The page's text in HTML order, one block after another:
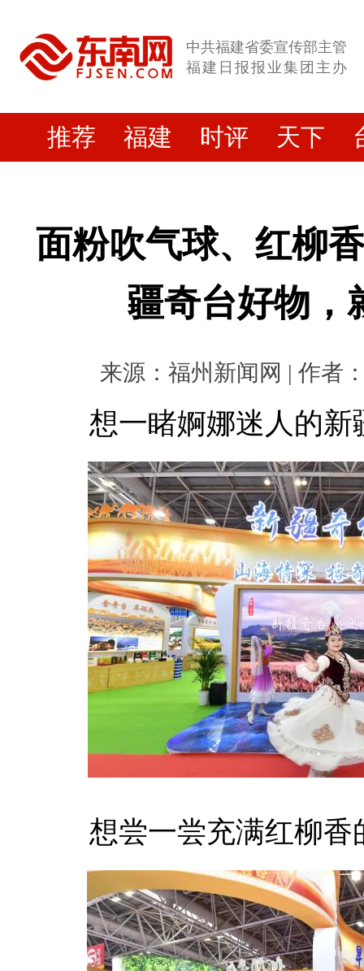
中共福建省委宣传部主管
福建日报报业集团主办
推荐 福建 时评 天下
面粉吹气球、红柳
疆奇台好物，
来源：福州新闻网 | 作者
想一睹婀娜迷人的新
想尝一尝充满红柳香